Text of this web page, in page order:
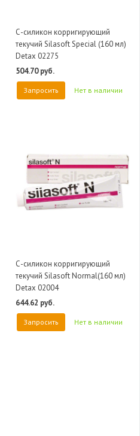
С-силикон корригирующий
текучий Silasoft Special (160 мл)
Detax 02275
504.70 руб.
Запросить Нет в наличии
С-силикон корригирующий
текучий Silasoft Normal(160 мл)
Detax 02004
644.62 руб.
Запросить Нет в наличии